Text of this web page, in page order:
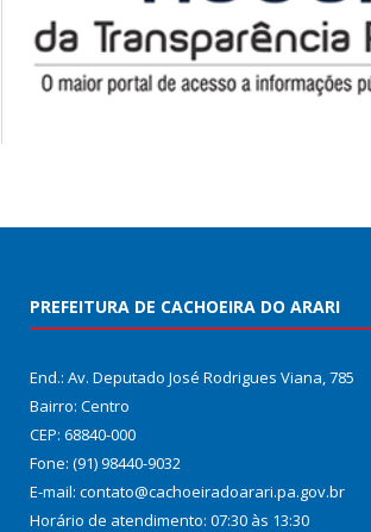
PREFEITURA DE CACHOEIRA DO ARARI
End.: Av. Deputado José Rodrigues Viana, 785
Bairro: Centro
CEP: 68840-000
Fone: (91) 98440-9032
E-mail: contato@cachoeiradoarari.pa.gov.br
Horário de atendimento: 07:30 às 13:30